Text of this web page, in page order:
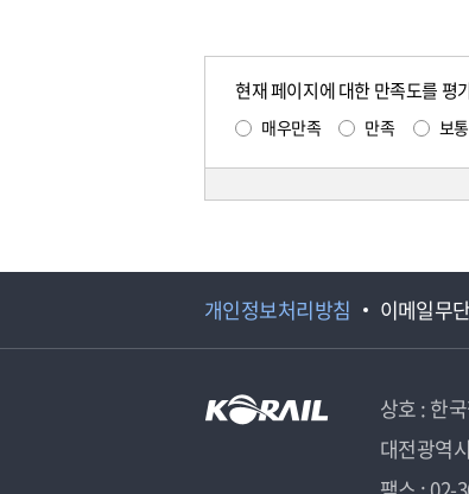
현재 페이지에 대한 만족도를 평
매우만족 만족 보통
개인정보처리방침 이메일무
상호 : 한
대전광역